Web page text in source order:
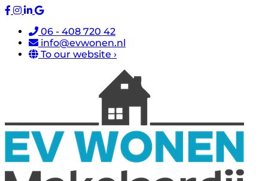
06 - 408 720 42
info@evwonen.nl
To our website ›